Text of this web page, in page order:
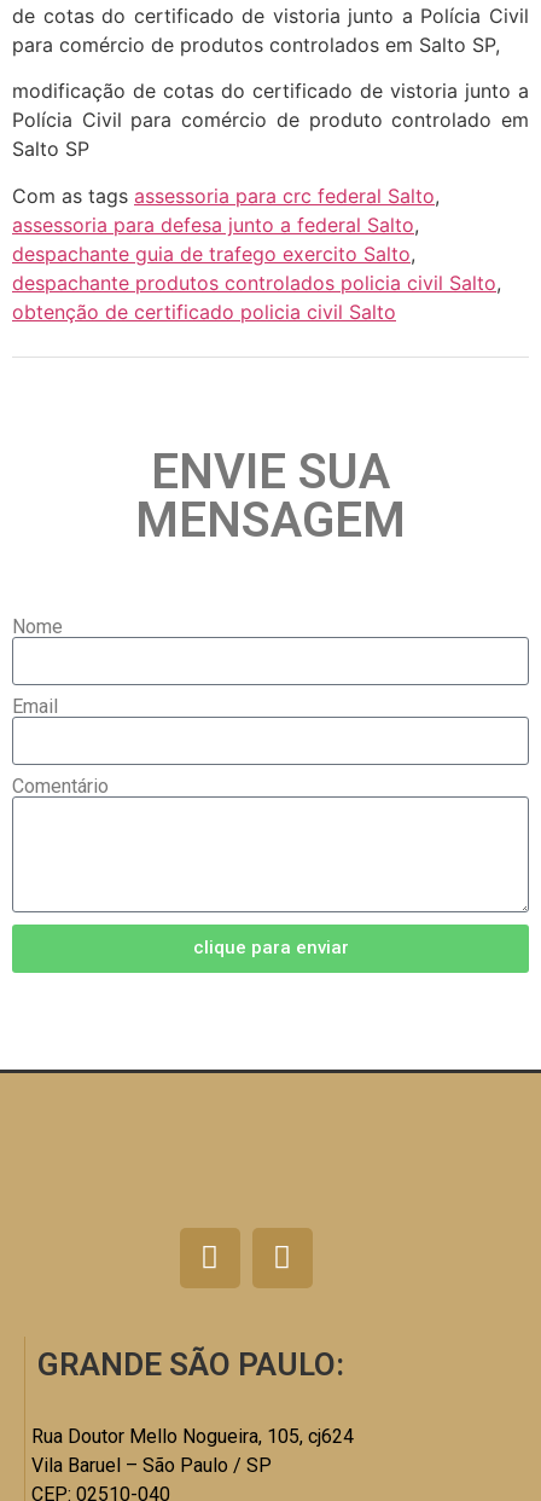
de cotas do certificado de vistoria junto a Polícia Civil
para comércio de produtos controlados em Salto SP,
modificação de cotas do certificado de vistoria junto a
Polícia Civil para comércio de produto controlado em
Salto SP
Com as tags assessoria para crc federal Salto,
assessoria para defesa junto a federal Salto,
despachante guia de trafego exercito Salto,
despachante produtos controlados policia civil Salto,
obtenção de certificado policia civil Salto
ENVIE SUA
MENSAGEM
Nome
Email
Comentário
clique para enviar
GRANDE SÃO PAULO:
Rua Doutor Mello Nogueira, 105, cj624
Vila Baruel – São Paulo / SP
CEP: 02510-040